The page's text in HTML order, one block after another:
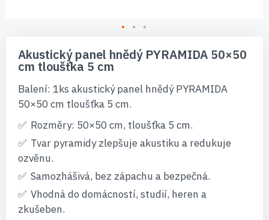
začátek
galerie
obrázky
Akustický panel hnědý PYRAMIDA 50×50
cm tloušťka 5 cm
Balení: 1ks akustický panel hnědý PYRAMIDA
50×50 cm tloušťka 5 cm.
Rozměry: 50×50 cm, tloušťka 5 cm.
Tvar pyramidy zlepšuje akustiku a redukuje
ozvěnu.
Samozhášivá, bez zápachu a bezpečná.
Vhodná do domácností, studií, heren a
zkušeben.